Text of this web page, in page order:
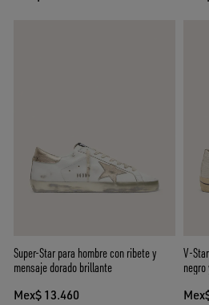
Super-Star para hombre con ribete y
mensaje dorado brillante
Mex$ 13.460
V-Star para hombre con estrella de ante